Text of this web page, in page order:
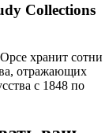
Collections
хранит сотни
отражающих
с 1848 по